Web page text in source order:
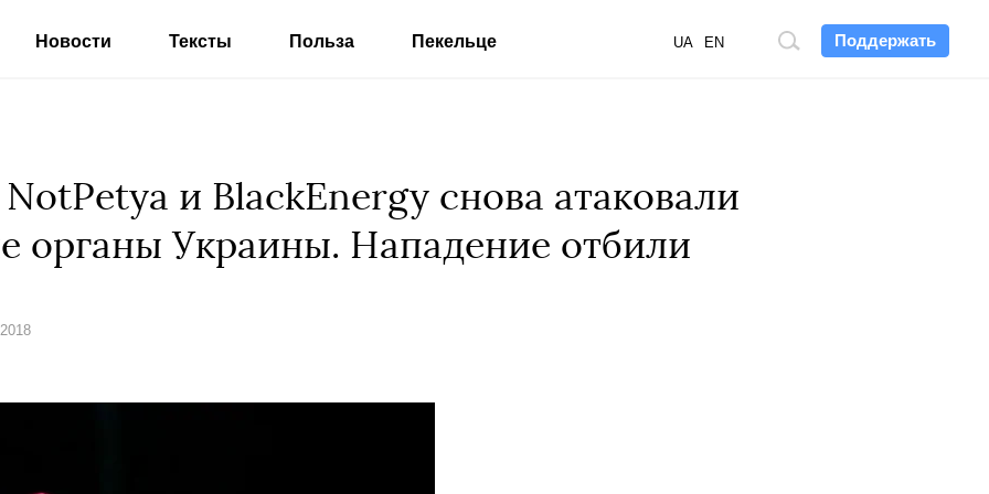
Поддержать
Поиск
UA EN
Новости Тексты Польза Пекельце
и BlackEnergy снова атаковали
органы Украины. Нападение отбили